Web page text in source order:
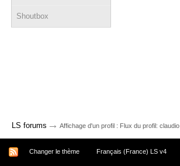
Shoutbox
LS forums → Affichage d'un profil : Flux du profil: claudio
Changer le thème Français (France) LS v4